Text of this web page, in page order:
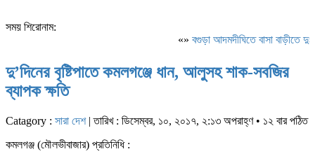
সময় শিরোনাম:
«»বগুড়া আদমদীঘিতে বাসা বাড়ীতে
দু’দিনের বৃষ্টিপাতে কমলগঞ্জে ধান, আলুসহ শাক-সবজির
ব্যাপক ক্ষতি
Catagory : সারা দেশ| তারিখ : ডিসেম্বর, ১০, ২০১৭, ২:১৩ অপরাহ্ণ • ১২ বার পঠিত
কমলগঞ্জ (মৌলভীবাজার) প্রতিনিধি :